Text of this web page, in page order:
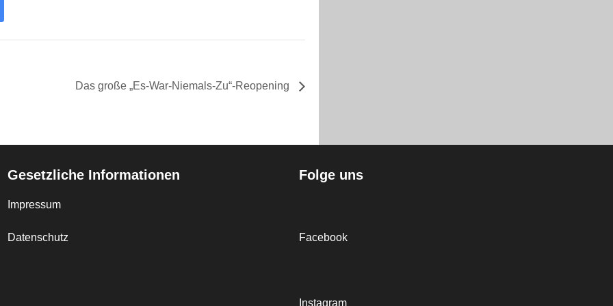
Das große „Es-War-Niemals-Zu“-Reopening
Gesetzliche Informationen
Impressum
Datenschutz
Folge uns
Facebook
Instagram